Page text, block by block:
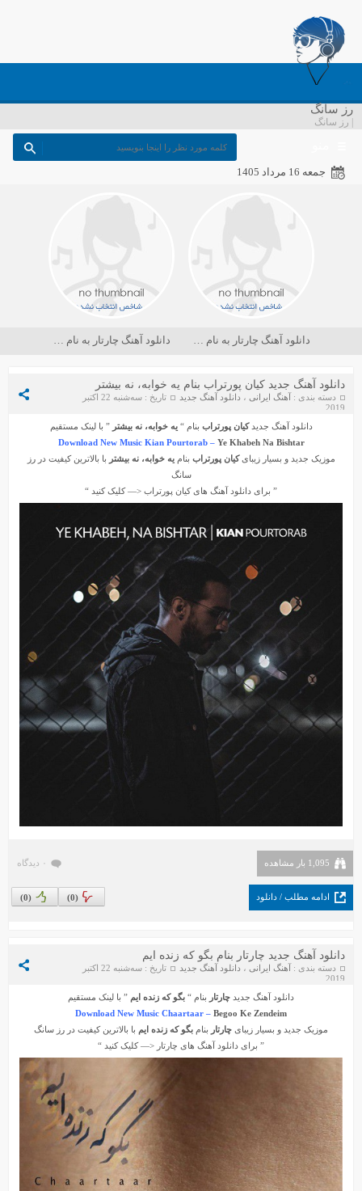
رز سانگ
| رز سانگ
جمعه 16 مرداد 1405
دانلود آهنگ چارتار به نام در حسرت ماه دانلود آهنگ چارتار به نام دریا کجاست
سیروان خسروی - مونولوگ
دانلود آهنگ جدید کیان پورتراب بنام یه خوابه، نه بیشتر
دسته بندی :آهنگ ایرانی ، دانلود آهنگ جدید
تاریخ : سه‌شنبه 22 اکتبر
2019
دانلود آهنگ جدید کیان پورتراب بنام “ یه خوابه، نه بیشتر” با لینک مستقیم
Download New Music Kian Pourtorab – Ye Khabeh Na Bishtar
موزیک جدید و بسیار زیبایکیان پورتراب بنامیه خوابه، نه بیشتر با بالاترین کیفیت در رز
سانگ
” برای دانلود آهنگ هایکیان پورتراب <— کلیک کنید “
1,095 بار مشاهده ۰ دیدگاه
ادامه مطلب / دانلود (
0
) (
0
)
دانلود آهنگ جدید چارتار بنام بگو که زنده ایم
دسته بندی :آهنگ ایرانی ، دانلود آهنگ جدید
تاریخ : سه‌شنبه 22 اکتبر
2019
دانلود آهنگ جدید چارتار بنام “ بگو که زنده ایم ” با لینک مستقیم
Download New Music Chaartaar – Begoo Ke Zendeim
موزیک جدید و بسیار زیبای چارتار بنام بگو که زنده ایم با بالاترین کیفیت در رز سانگ
” برای دانلود آهنگ های چارتار <— کلیک کنید “